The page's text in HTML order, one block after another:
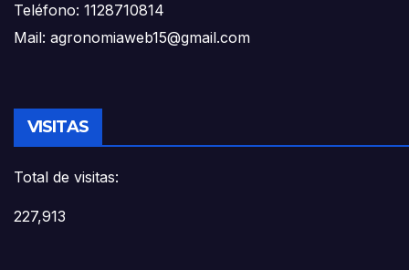
Teléfono: 1128710814
Mail: agronomiaweb15@gmail.com
VISITAS
Total de visitas:
227,913